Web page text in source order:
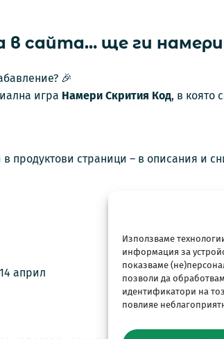
Използваме
информация за
показваме
позволи да
идентификатори на
повлияе
в сайта… ще ги
🎉
игра Намери Скрития Код, в която
продуктови страници – в описания и
април